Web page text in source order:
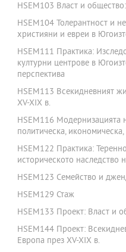
HSEM103 Власт и
HSEM104 Толерантност и
християни и евреи в
HSEM111 Практика:
културни центрове в
перспектива
HSEM113 Всекидневният
XV-XIX в.
HSEM116 Модернизацията
политическа, икономическа,
HSEM122 Практика:
историческото
HSEM123 Семейство и
HSEM129 Стаж
HSEM133 Проект: Власт и
HSEM144 Проект:
Европа през XV-XIX в.